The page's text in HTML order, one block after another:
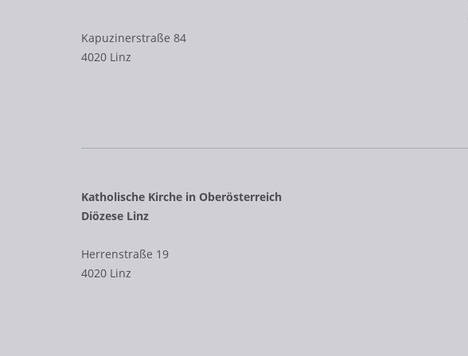
Kapuzinerstraße 84
4020 Linz
Katholische Kirche in Oberösterreich
Diözese Linz
Herrenstraße 19
4020 Linz